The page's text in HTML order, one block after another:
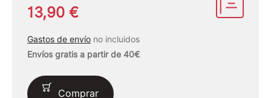
13,90 €
Gastos de envío no incluidos
Envíos gratis a partir de 40€
Comprar